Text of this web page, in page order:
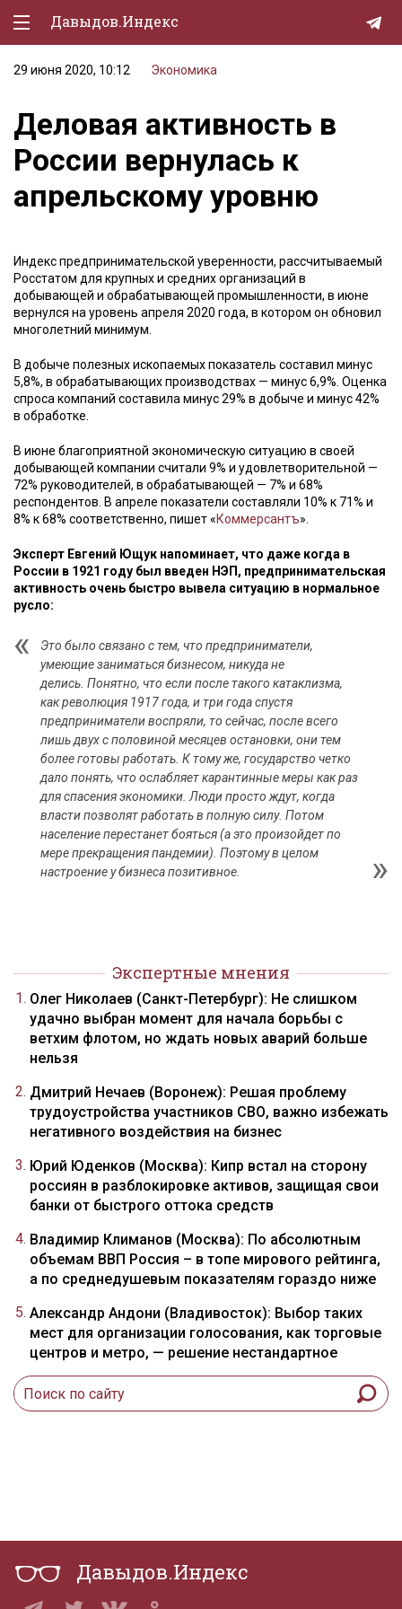
Давыдов.Индекс
Политическая жизнь
Экономика
Природа
Образование
Культура
Lifestyle
Мурзилка
29 июня 2020, 10:12 Экономика
Деловая активность в
России вернулась к
апрельскому уровню
Индекс предпринимательской уверенности, рассчитываемый
Росстатом для крупных и средних организаций в
добывающей и обрабатывающей промышленности, в июне
вернулся на уровень апреля 2020 года, в котором он обновил
многолетний минимум.
В добыче полезных ископаемых показатель составил минус
5,8%, в обрабатывающих производствах — минус 6,9%. Оценка
спроса компаний составила минус 29% в добыче и минус 42%
в обработке.
В июне благоприятной экономическую ситуацию в своей
добывающей компании считали 9% и удовлетворительной —
72% руководителей, в обрабатывающей — 7% и 68%
респондентов. В апреле показатели составляли 10% к 71% и
8% к 68% соответственно, пишет «Коммерсантъ».
Эксперт Евгений Ющук напоминает, что даже когда в
России в 1921 году был введен НЭП, предпринимательская
активность очень быстро вывела ситуацию в нормальное
русло:
Это было связано с тем, что предприниматели,
умеющие заниматься бизнесом, никуда не
делись. Понятно, что если после такого катаклизма,
как революция 1917 года, и три года спустя
предприниматели воспряли, то сейчас, после всего
лишь двух с половиной месяцев остановки, они тем
более готовы работать. К тому же, государство четко
дало понять, что ослабляет карантинные меры как раз
для спасения экономики. Люди просто ждут, когда
власти позволят работать в полную силу. Потом
население перестанет бояться (а это произойдет по
мере прекращения пандемии). Поэтому в целом
настроение у бизнеса позитивное.
Экспертные мнения
Олег Николаев (Санкт-Петербург): Не слишком
удачно выбран момент для начала борьбы с
ветхим флотом, но ждать новых аварий больше
нельзя
Дмитрий Нечаев (Воронеж): Решая проблему
трудоустройства участников СВО, важно избежать
негативного воздействия на бизнес
Юрий Юденков (Москва): Кипр встал на сторону
россиян в разблокировке активов, защищая свои
банки от быстрого оттока средств
Владимир Климанов (Москва): По абсолютным
объемам ВВП Россия – в топе мирового рейтинга,
а по среднедушевым показателям гораздо ниже
Александр Андони (Владивосток): Выбор таких
мест для организации голосования, как торговые
центров и метро, — решение нестандартное
Давыдов.Индекс